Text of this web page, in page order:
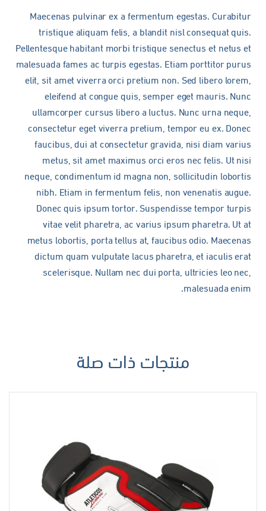
Maecenas pulvinar ex a fermentum egestas. Curabitur
tristique aliquam felis, a blandit nisl consequat quis.
Pellentesque habitant morbi tristique senectus et netus et
malesuada fames ac turpis egestas. Etiam porttitor purus
elit, sit amet viverra orci pretium non. Sed libero lorem,
eleifend at congue quis, semper eget mauris. Nunc
ullamcorper cursus libero a luctus. Nunc urna neque,
consectetur eget viverra pretium, tempor eu ex. Donec
faucibus, dui at consectetur gravida, nisi diam varius
metus, sit amet maximus orci eros nec felis. Ut nisi
neque, condimentum id magna non, sollicitudin lobortis
nibh. Etiam in fermentum felis, non venenatis augue.
Donec quis ipsum tortor. Suspendisse tempor turpis
vitae velit pharetra, ac varius ipsum pharetra. Ut at
metus lobortis, porta tellus at, faucibus odio. Maecenas
dictum quam vulputate lacus pharetra, et iaculis erat
scelerisque. Nullam nec dui porta, ultricies leo nec,
malesuada enim.
منتجات ذات صلة